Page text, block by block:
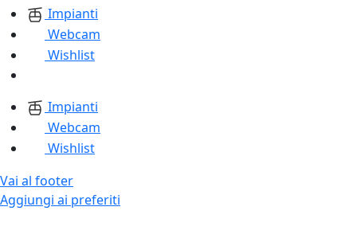
Impianti
Webcam
Wishlist
Impianti
Webcam
Wishlist
Vai al footer
Aggiungi ai preferiti